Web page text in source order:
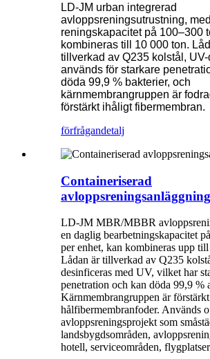
LD-JM urban integrerad
avloppsreningsutrustning,
reningskapacitet på 100–300
kombineras till 10 000 ton.
tillverkad av Q235 kolstål,
används för starkare
döda 99,9 % bakterier, och
kärnmembrangruppen är
förstärkt ihåligt fibermembran.
förfrågandetalj
Containeriserad
avloppsreningsanläggning
LD-JM MBR/MBBR
en daglig bearbetningskapacitet
per enhet, kan kombineras upp
Lådan är tillverkad av Q235
desinficeras med UV, vilket har
penetration och kan döda 99,9 %
Kärnmembrangruppen är
hålfibermembranfoder. Används
avloppsreningsprojekt som
landsbygdsområden,
hotell, serviceområden,